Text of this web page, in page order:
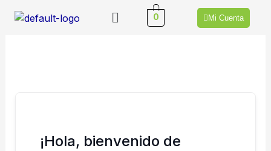
Menú 0 Mi Cuenta
¡Hola, bienvenido de